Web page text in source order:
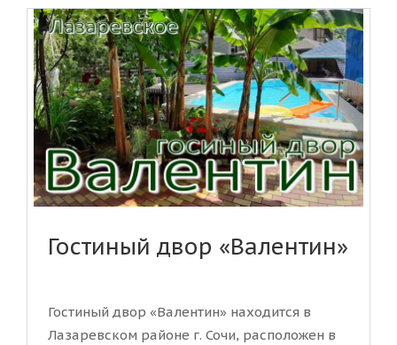
Гостиный двор «Валентин»
Гостиный двор «Валентин» находится в
Лазаревском районе г. Сочи, расположен в